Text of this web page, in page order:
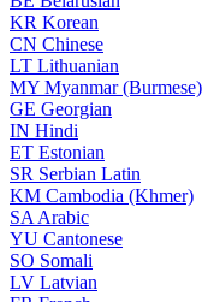
KR Korean
CN Chinese
LT Lithuanian
MY Myanmar (Burmese)
GE Georgian
IN Hindi
ET Estonian
SR Serbian Latin
KM Cambodia (Khmer)
SA Arabic
YU Cantonese
SO Somali
LV Latvian